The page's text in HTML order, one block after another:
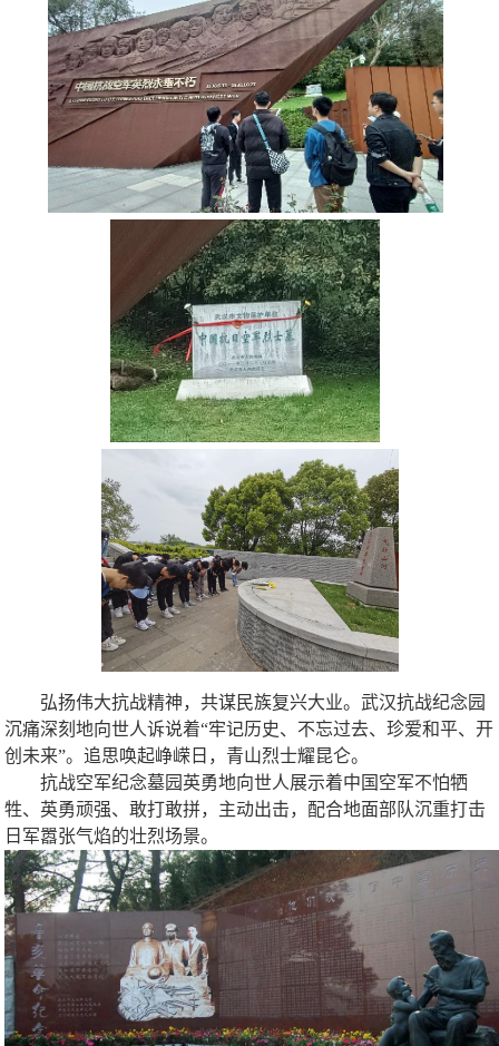
弘扬伟大抗战精神，共谋民族复兴大业。武汉抗战纪念园
沉痛深刻地向世人诉说着“牢记历史、不忘过去、珍爱和平、开
创未来”。追思唤起峥嵘日，青山烈士耀昆仑。
抗战空军纪念墓园英勇地向世人展示着中国空军不怕牺
牲、英勇顽强、敢打敢拼，主动出击，配合地面部队沉重打击
日军嚣张气焰的壮烈场景。